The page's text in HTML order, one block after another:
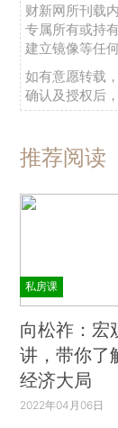
财新网所刊载
专属所有或持
建立镜像等任何
如有意愿转载
确认及授权后
推荐阅读
私房课
向松祚：宏
讲，带你了
经济大局
2022年04月06日